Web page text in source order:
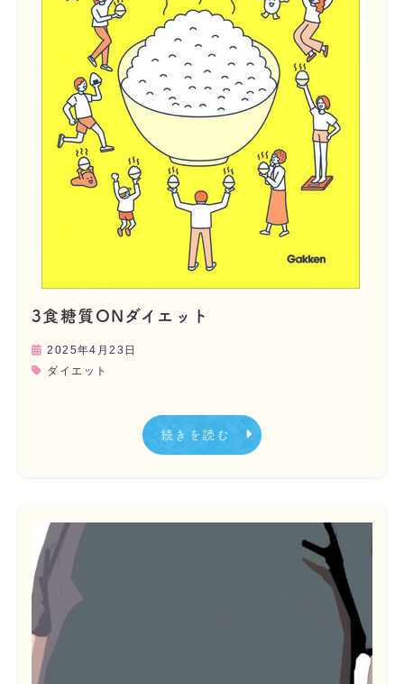
3食糖質ONダイエット
2025年4月23日
ダイエット
続きを読む